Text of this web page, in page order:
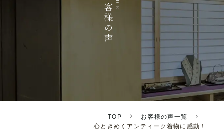
TOP
お客様の声一覧
心ときめくアンティーク着物に感動！